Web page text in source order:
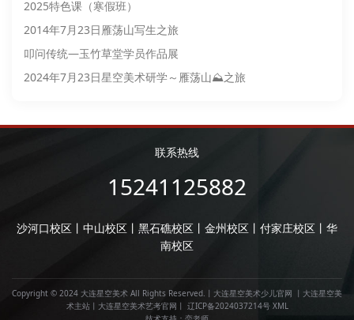
2025特色课（寒假班）
2014年7月23日雁荡山写生之旅
叩问传统—玉竹草堂学员作品展
2024年7月23日星空美术研学～雁荡山⛰️之旅
联系热线
15241125882
沙河口校区丨中山校区丨黑石礁校区丨金州校区丨付家庄校区丨华
南校区
Copyright © 2024 大连星空美术 All Rights Reserved.丨 大连星空美术少儿官网 丨 大连星空美
术主站丨 大连星空美术艺考官网 丨 辽ICP备2024037214号 XML